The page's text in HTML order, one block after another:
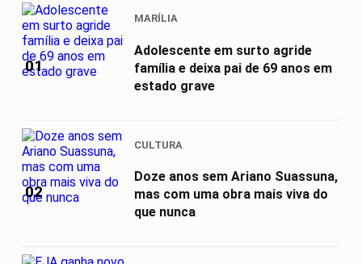
01
MARÍLIA
Adolescente em surto agride
família e deixa pai de 69 anos em
estado grave
02
CULTURA
Doze anos sem Ariano Suassuna,
mas com uma obra mais viva do
que nunca